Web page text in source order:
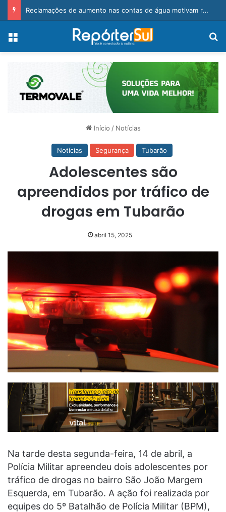
Confira os principais assuntos da sessão da Câmara de Vereadores de Braço do Norte desta segunda-feira (3)
Menu
Início / Notícias
Notícias Segurança Tubarão
Adolescentes são
apreendidos por tráfico de
drogas em Tubarão
abril 15, 2025
Na tarde desta segunda-feira, 14 de abril, a
Polícia Militar apreendeu dois adolescentes por
tráfico de drogas no bairro São João Margem
Esquerda, em Tubarão. A ação foi realizada por
equipes do 5º Batalhão de Polícia Militar (BPM),